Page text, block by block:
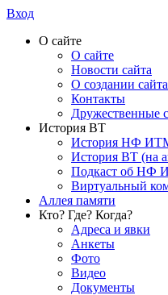
Вход
О сайте
О сайте
Новости сайта
О создании сайта
Контакты
Дружественные
История ВТ
История НФ
История ВТ (на
Подкаст об НФ
Виртуальный
Аллея памяти
Кто? Где? Когда?
Адреса и явки
Анкеты
Фото
Видео
Документы